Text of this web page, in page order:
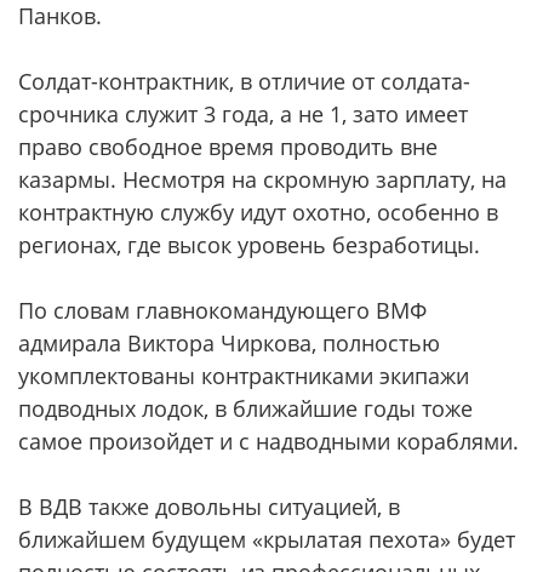
Панков.
Солдат-контрактник, в отличие от солдата-
срочника служит 3 года, а не 1, зато имеет
право свободное время проводить вне
казармы. Несмотря на скромную зарплату, на
контрактную службу идут охотно, особенно в
регионах, где высок уровень безработицы.
По словам главнокомандующего ВМФ
адмирала Виктора Чиркова, полностью
укомплектованы контрактниками экипажи
подводных лодок, в ближайшие годы тоже
самое произойдет и с надводными кораблями.
В ВДВ также довольны ситуацией, в
ближайшем будущем «крылатая пехота» будет